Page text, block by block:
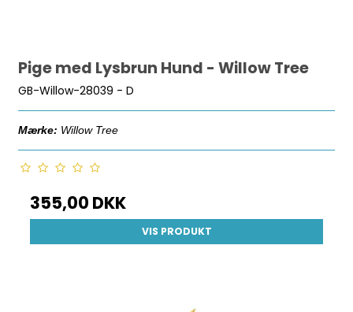
Pige med Lysbrun Hund - Willow Tree
GB-Willow-28039 - D
Mærke: Willow Tree
355,00 DKK
VIS PRODUKT